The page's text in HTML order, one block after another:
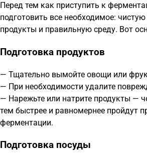
Перед тем как приступить к
подготовить все необходимое:
продукты и правильную среду. Вот
Подготовка продуктов
— Тщательно вымойте овощи или
— При необходимости удалите
— Нарежьте или натрите продукты —
тем быстрее и равномернее пройдут
ферментации.
Подготовка посуды